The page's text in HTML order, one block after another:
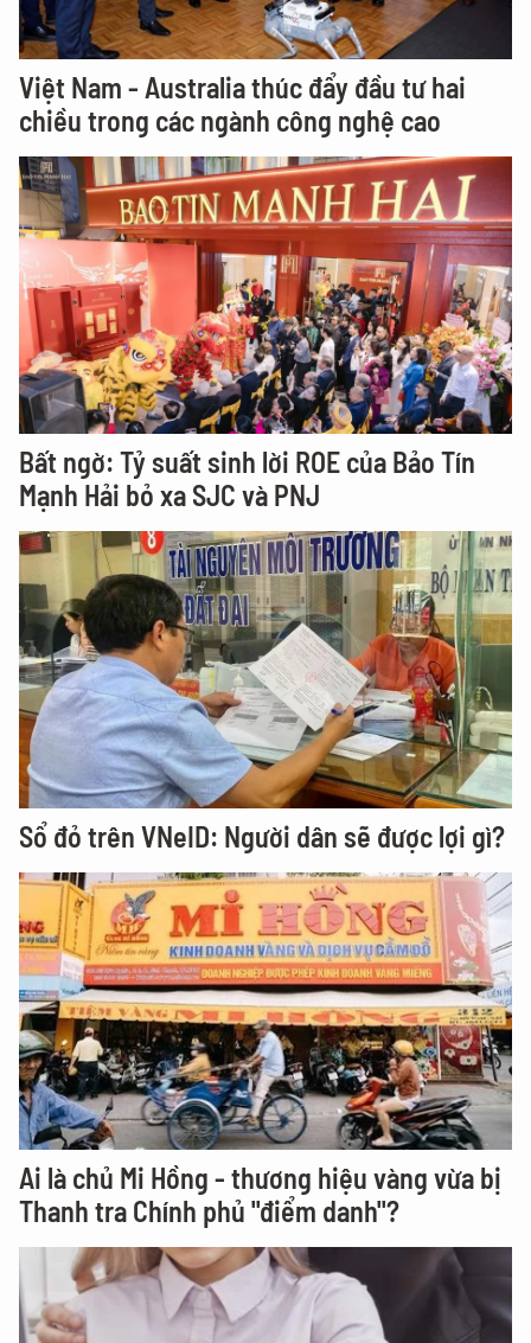
Việt Nam - Australia thúc đẩy đầu tư hai
chiều trong các ngành công nghệ cao
Bất ngờ: Tỷ suất sinh lời ROE của Bảo Tín
Mạnh Hải bỏ xa SJC và PNJ
Sổ đỏ trên VNeID: Người dân sẽ được lợi gì?
Ai là chủ Mi Hồng - thương hiệu vàng vừa bị
Thanh tra Chính phủ "điểm danh"?